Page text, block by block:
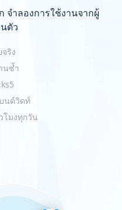
จำลองการใช้งานจากผู้
ตัว
ริง
นซ้ำ
นด์วิดท์
มงทุกวัน